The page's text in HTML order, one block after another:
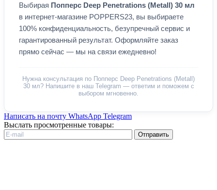
Выбирая Попперс Deep Penetrations (Metall) 30 мл
в интернет-магазине POPPERS23, вы выбираете
100% конфиденциальность, безупречный сервис и
гарантированный результат. Оформляйте заказ
прямо сейчас — мы на связи ежедневно!
Нужна консультация по Попперс Deep Penetrations (Metall)
30 мл? Напишите в наш Telegram — ответим и поможем с
выбором мгновенно.
Написать на почту WhatsApp Telegram
Выслать просмотренные товары:
Отправить